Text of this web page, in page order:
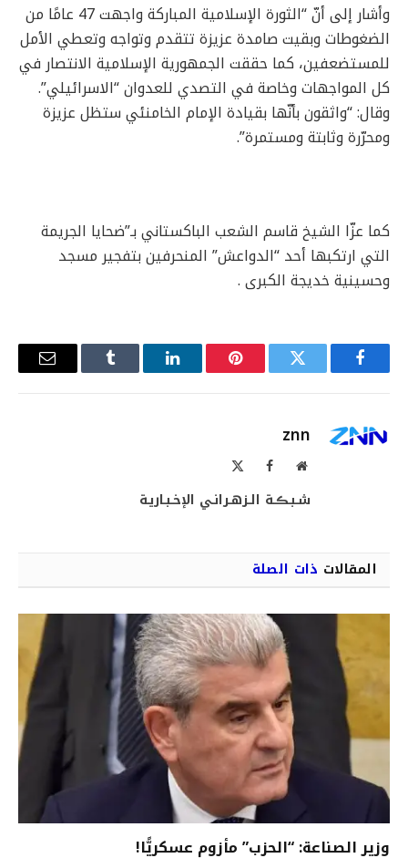
وأشار إلى أنّ “الثورة الإسلامية المباركة واجهت 47 عامًا من
الضغوطات وبقيت صامدة عزيزة تتقدم وتواجه وتعطي الأمل
للمستضعفين، كما حققت الجمهورية الإسلامية الانتصار في
كل المواجهات وخاصة في التصدي للعدوان “الاسرائيلي”.
وقال: “واثقون بأنّها بقيادة الإمام الخامنئي ستظل عزيزة
ومحرّرة وثابتة ومستمرة”.
كما عزّا الشيخ قاسم الشعب الباكستاني بـ”ضحايا الجريمة
التي ارتكبها أحد “الدواعش” المنحرفين بتفجير مسجد
وحسينية خديجة الكبرى .
فيسبوك تويتر بينتيريستلينكدإن Tumblr
البريد
znn
موقع فيسبوك
شـبـڪـة الـزهـرانـي الإخـبـاريـة
المقالات ذات الصلة
وزير الصناعة: “الحزب” مأزوم عسكريًّا!